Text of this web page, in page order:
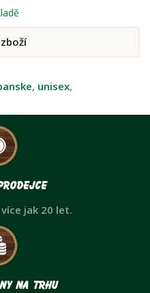
, unisex,
jak 20 let.
na trhu